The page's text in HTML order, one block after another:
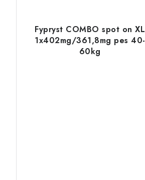
Fypryst COMBO spot on XL
1x402mg/361,8mg pes 40-
60kg